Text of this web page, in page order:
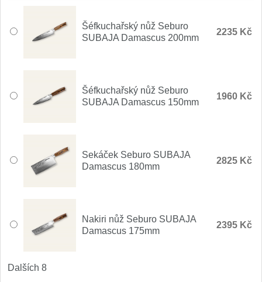
Šéfkuchařský nůž Seburo
SUBAJA Damascus 200mm
2235 Kč
Šéfkuchařský nůž Seburo
SUBAJA Damascus 150mm
1960 Kč
Sekáček Seburo SUBAJA
Damascus 180mm
2825 Kč
Nakiri nůž Seburo SUBAJA
Damascus 175mm
2395 Kč
Dalších 8